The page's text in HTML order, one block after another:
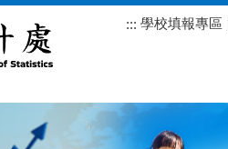
::: 學校填報專區